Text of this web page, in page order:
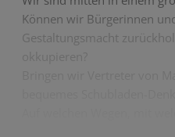
Können wir Bürgerinnen
Gestaltungsmacht